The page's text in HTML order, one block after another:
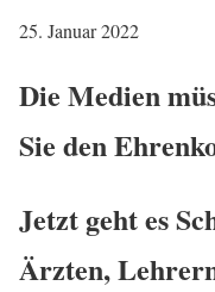
25. Januar 2022
Die Medien
Sie den
Jetzt geht es
Ärzten,